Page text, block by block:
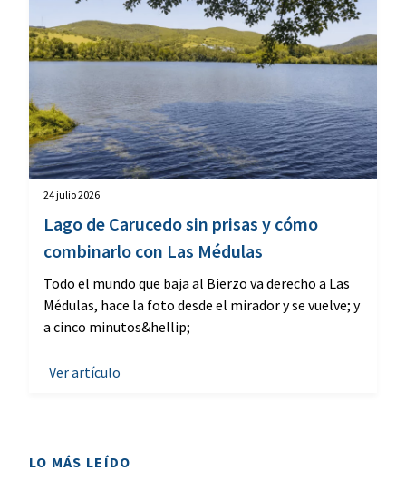
24 julio 2026
Lago de Carucedo sin prisas y cómo
combinarlo con Las Médulas
Todo el mundo que baja al Bierzo va derecho a Las
Médulas, hace la foto desde el mirador y se vuelve; y
a cinco minutos&hellip;
Ver artículo
LO MÁS LEÍDO